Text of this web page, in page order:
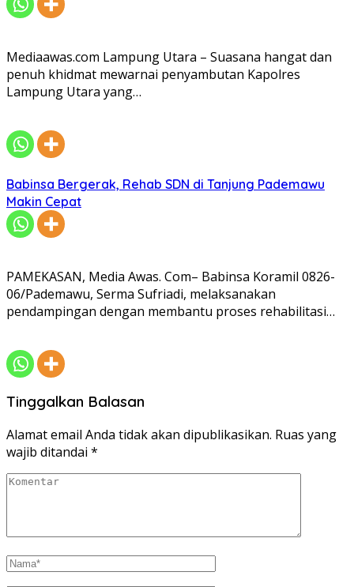
Mediaawas.com Lampung Utara – Suasana hangat dan
penuh khidmat mewarnai penyambutan Kapolres
Lampung Utara yang…
Babinsa Bergerak, Rehab SDN di Tanjung Pademawu
Makin Cepat
PAMEKASAN, Media Awas. Com– Babinsa Koramil 0826-
06/Pademawu, Serma Sufriadi, melaksanakan
pendampingan dengan membantu proses rehabilitasi…
Tinggalkan Balasan
Alamat email Anda tidak akan dipublikasikan. Ruas yang
wajib ditandai *